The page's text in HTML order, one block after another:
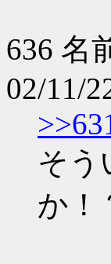
636 名
02/11/
そう
か！